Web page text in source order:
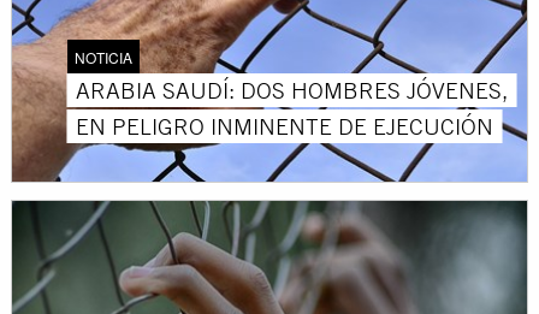
NOTICIA
ARABIA SAUDÍ: DOS HOMBRES JÓVENES,
EN PELIGRO INMINENTE DE EJECUCIÓN